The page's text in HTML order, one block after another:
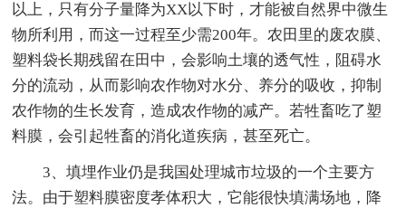
以上，只有分子量降为XX以下时，才能被自然界中微生
物所利用，而这一过程至少需200年。农田里的废农膜、
塑料袋长期残留在田中，会影响土壤的透气性，阻碍水
分的流动，从而影响农作物对水分、养分的吸收，抑制
农作物的生长发育，造成农作物的减产。若牲畜吃了塑
料膜，会引起牲畜的消化道疾病，甚至死亡。
3、填埋作业仍是我国处理城市垃圾的一个主要方
法。由于塑料膜密度孝体积大，它能很快填满场地，降